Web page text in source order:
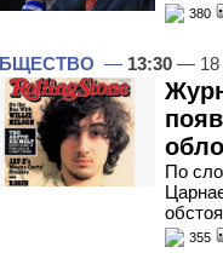
380
— 13:30 — 18
По
355